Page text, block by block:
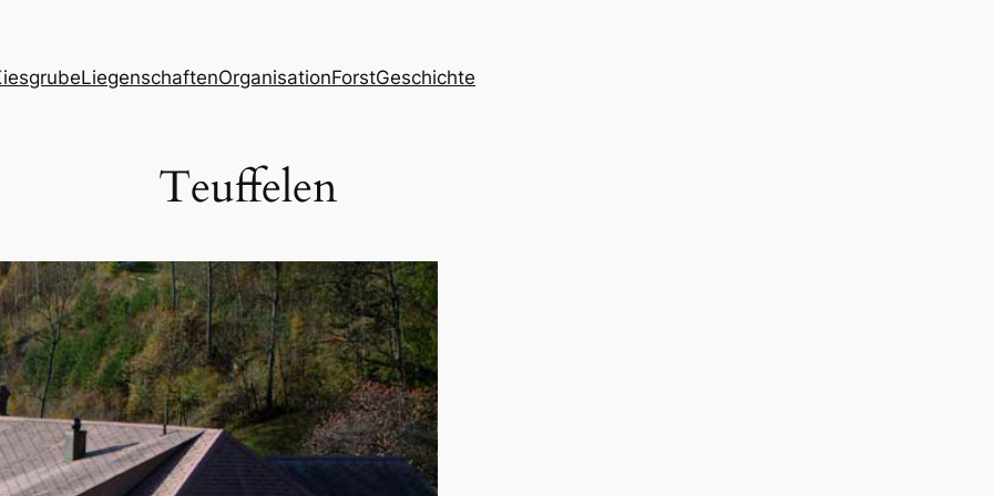
LiegenschaftenOrganisationForstGeschichte
Teuffelen